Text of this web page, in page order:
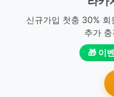
신규가입 첫충 30%
추가
🎁 이